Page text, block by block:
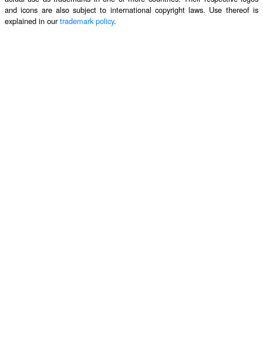
and icons are also subject to international copyright laws. Use thereof is
explained in ourtrademark policy.